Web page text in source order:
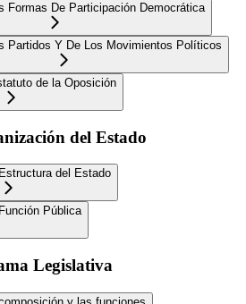
Formas De Participación Democrática
Partidos Y De Los Movimientos Políticos
de la Oposición
del Estado
del Estado
Pública
Legislativa